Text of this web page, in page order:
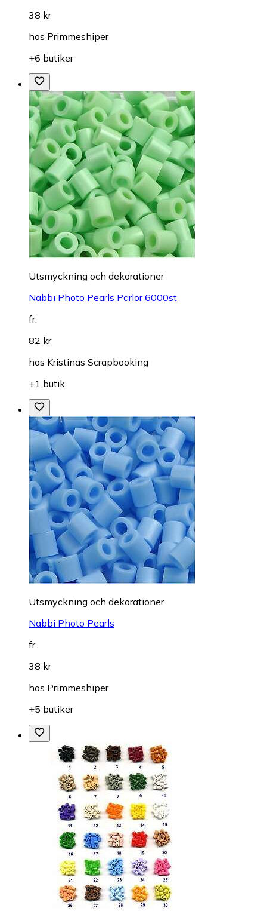
38 kr
hos Primmeshiper
+6 butiker
Utsmyckning och dekorationer
Nabbi Photo Pearls Pärlor 6000st
fr.
82 kr
hos Kristinas Scrapbooking
+1 butik
Utsmyckning och dekorationer
Nabbi Photo Pearls
fr.
38 kr
hos Primmeshiper
+5 butiker